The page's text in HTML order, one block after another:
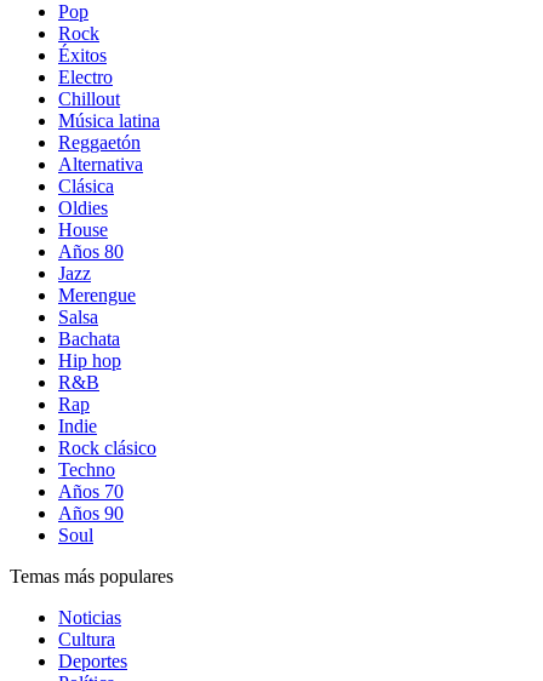
Pop
Rock
Éxitos
Electro
Chillout
Música latina
Reggaetón
Alternativa
Clásica
Oldies
House
Años 80
Jazz
Merengue
Salsa
Bachata
Hip hop
R&B
Rap
Indie
Rock clásico
Techno
Años 70
Años 90
Soul
Temas más populares
Noticias
Cultura
Deportes